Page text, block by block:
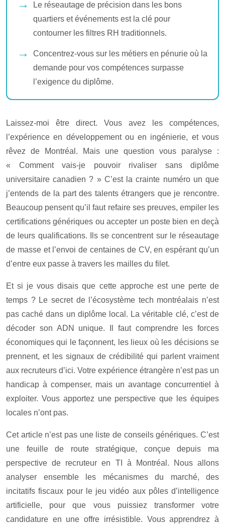
Le réseautage de précision dans les bons
quartiers et événements est la clé pour
contourner les filtres RH traditionnels.
Concentrez-vous sur les métiers en pénurie où la
demande pour vos compétences surpasse
l’exigence du diplôme.
Laissez-moi être direct. Vous avez les compétences,
l’expérience en développement ou en ingénierie, et vous
rêvez de Montréal. Mais une question vous paralyse :
« Comment vais-je pouvoir rivaliser sans diplôme
universitaire canadien ? » C’est la crainte numéro un que
j’entends de la part des talents étrangers que je rencontre.
Beaucoup pensent qu’il faut refaire ses preuves, empiler les
certifications génériques ou accepter un poste bien en deçà
de leurs qualifications. Ils se concentrent sur le réseautage
de masse et l’envoi de centaines de CV, en espérant qu’un
d’entre eux passe à travers les mailles du filet.
Et si je vous disais que cette approche est une perte de
temps ? Le secret de l’écosystème tech montréalais n’est
pas caché dans un diplôme local. La véritable clé, c’est de
décoder son ADN unique. Il faut comprendre les forces
économiques qui le façonnent, les lieux où les décisions se
prennent, et les signaux de crédibilité qui parlent vraiment
aux recruteurs d’ici. Votre expérience étrangère n’est pas un
handicap à compenser, mais un avantage concurrentiel à
exploiter. Vous apportez une perspective que les équipes
locales n’ont pas.
Cet article n’est pas une liste de conseils génériques. C’est
une feuille de route stratégique, conçue depuis ma
perspective de recruteur en TI à Montréal. Nous allons
analyser ensemble les mécanismes du marché, des
incitatifs fiscaux pour le jeu vidéo aux pôles d’intelligence
artificielle, pour que vous puissiez transformer votre
candidature en une offre irrésistible. Vous apprendrez à